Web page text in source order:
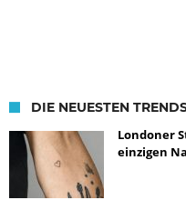
DIE NEUESTEN
Londoner
einzigen